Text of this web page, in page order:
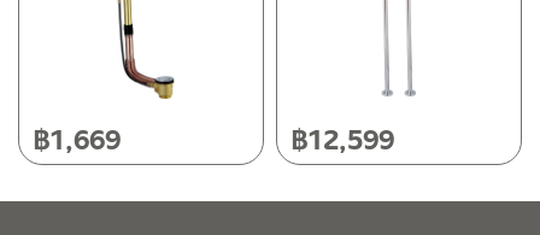
฿1,669 ฿12,599